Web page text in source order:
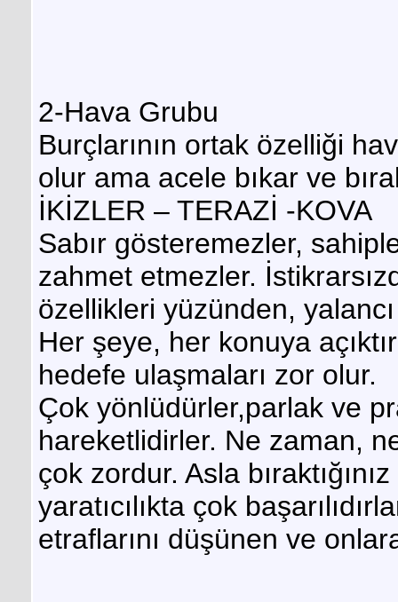
2-Hava Grubu
Burçlarının ortak özelliği
olur ama acele bıkar ve
İKİZLER – TERAZİ -KOVA
Sabır gösteremezler,
zahmet etmezler.
özellikleri yüzünden,
Her şeye, her konuya
hedefe ulaşmaları zor olur.
Çok yönlüdürler,parlak ve
hareketlidirler. Ne zaman,
çok zordur. Asla
yaratıcılıkta çok
etraflarını düşünen ve